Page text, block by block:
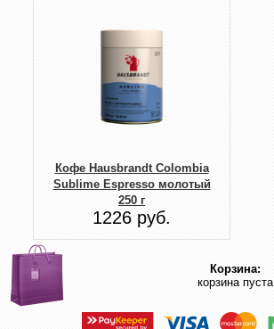
Кофе Hausbrandt Colombia
Sublime Espresso молотый
250 г
1226 руб.
Корзина:
корзина пуста